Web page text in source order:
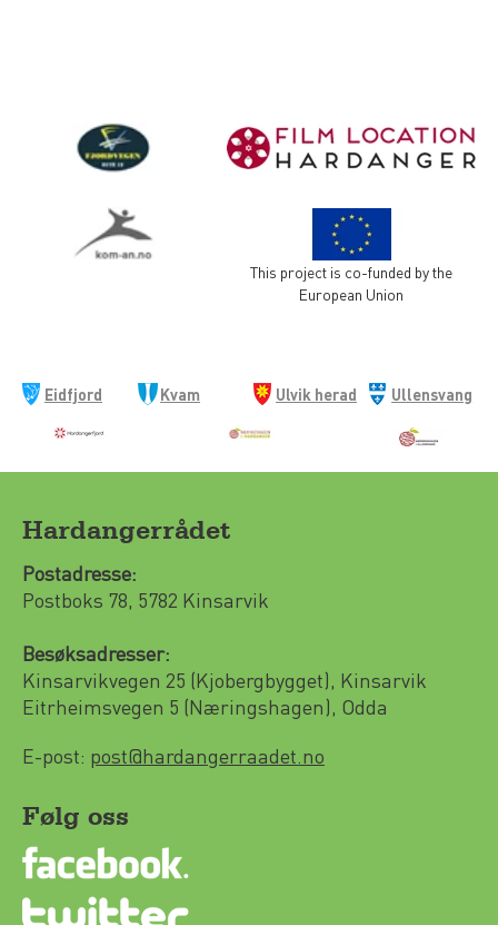
This project is co-funded by the
European Union
Eidfjord
Kvam
Ulvik herad
Ullensvang
Hardangerrådet
Postadresse:
Postboks 78, 5782 Kinsarvik
Besøksadresser:
Kinsarvikvegen 25 (Kjobergbygget), Kinsarvik
Eitrheimsvegen 5 (Næringshagen), Odda
E-post: post@hardangerraadet.no
Følg oss